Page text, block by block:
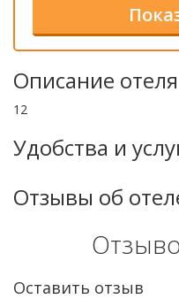
Описание
12
Удобства и
Отзывы об
Оставить отзыв